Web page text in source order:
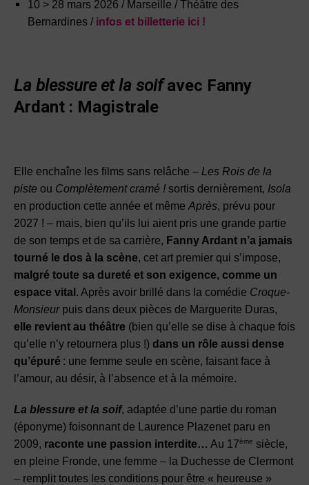
10 > 28 mars 2026 / Marseille / Théâtre des
Bernardines / infos et billetterie ici !
La blessure et la soifavec Fanny
Ardant : Magistrale
Elle enchaîne les films sans relâche – Les Rois de la
piste ou Complètement cramé ! sortis dernièrement, Isola
en production cette année et même Après, prévu pour
2027 ! – mais, bien qu’ils lui aient pris une grande partie
de son temps et de sa carrière, Fanny Ardant n’a jamais
tourné le dos à la scène, cet art premier qui s’impose,
malgré toute sa dureté et son exigence, comme un
espace vital . Après avoir brillé dans la comédie Croque-
Monsieurpuis dans deux pièces de Marguerite Duras,
elle revient au théâtre (bien qu’elle se dise à chaque fois
qu’elle n’y retournera plus !) dans un rôle aussi dense
qu’épuré : une femme seule en scène, faisant face à
l’amour, au désir, à l’absence et à la mémoire.
La blessure et la soif, adaptée d’une partie du roman
(éponyme) foisonnant de Laurence Plazenet paru en
2009, raconte une passion interdite… Au 17ème siècle,
en pleine Fronde, une femme – la Duchesse de Clermont
– remplit toutes les conditions pour être « heureuse »